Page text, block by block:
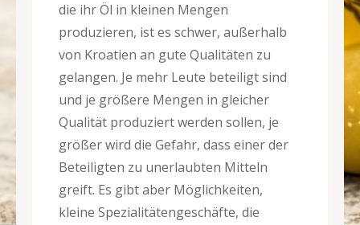
die ihr Öl in kleinen Mengen
produzieren, ist es schwer, außerhalb
von Kroatien an gute Qualitäten zu
gelangen. Je mehr Leute beteiligt sind
und je größere Mengen in gleicher
Qualität produziert werden sollen, je
größer wird die Gefahr, dass einer der
Beteiligten zu unerlaubten Mitteln
greift. Es gibt aber Möglichkeiten,
kleine Spezialitätengeschäfte, die